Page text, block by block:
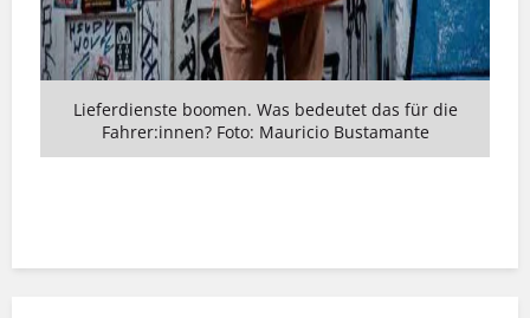
Lieferdienste boomen. Was bedeutet das für die
Fahrer:innen? Foto: Mauricio Bustamante